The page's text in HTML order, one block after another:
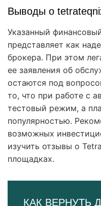
Выводы о
Указанный
представляет как
брокера. При этом
ее заявления об
остаются под
то, что при работе с
тестовый режим, а
популярностью.
возможных
изучить отзывы о
площадках.
КАК ВЕРНУТЬ